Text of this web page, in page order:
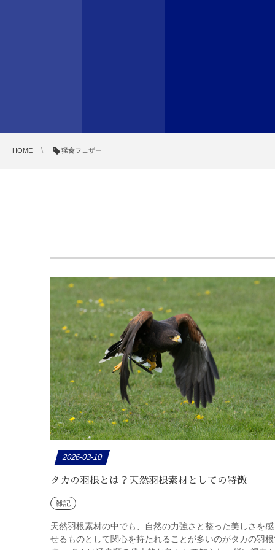
HOME 猛禽フェザー
2026-03-10
タカの羽根とは？天然羽根素材としての特徴
雑記
天然羽根素材の中でも、自然の力強さと整った美しさを
せるものとして関心を持たれることが多いのがタカの羽